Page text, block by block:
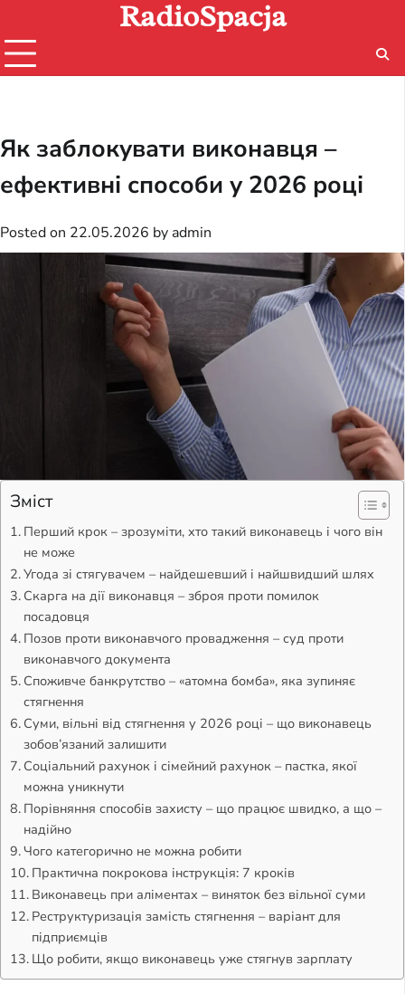
content
RadioSpacja
Як заблокувати виконавця –
ефективні способи у 2026 році
Posted on 22.05.2026 by admin
Зміст
Перший крок – зрозуміти, хто такий виконавець і чого він
не може
Угода зі стягувачем – найдешевший і найшвидший шлях
Скарга на дії виконавця – зброя проти помилок
посадовця
Позов проти виконавчого провадження – суд проти
виконавчого документа
Споживче банкрутство – «атомна бомба», яка зупиняє
стягнення
Суми, вільні від стягнення у 2026 році – що виконавець
зобов’язаний залишити
Соціальний рахунок і сімейний рахунок – пастка, якої
можна уникнути
Порівняння способів захисту – що працює швидко, а що –
надійно
Чого категорично не можна робити
Практична покрокова інструкція: 7 кроків
Виконавець при аліментах – виняток без вільної суми
Реструктуризація замість стягнення – варіант для
підприємців
Що робити, якщо виконавець уже стягнув зарплату